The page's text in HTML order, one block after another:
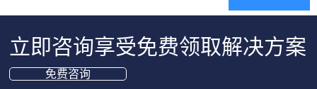
立即咨询享受免费领取解决方案
免费咨询